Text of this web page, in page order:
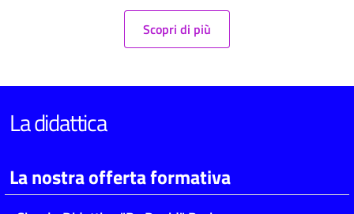
Scopri di più
La didattica
La nostra offerta formativa